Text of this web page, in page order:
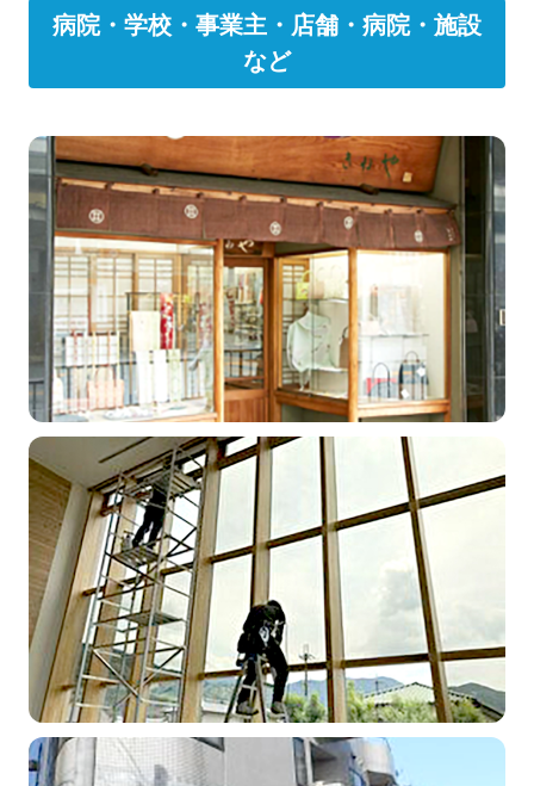
病院・学校・事業主・店舗・病院・施設
など